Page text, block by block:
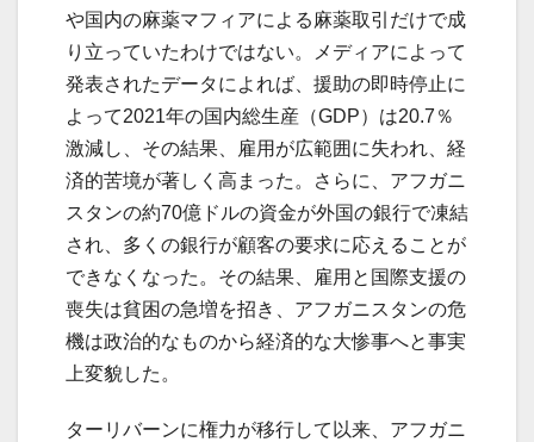
や国内の麻薬マフィアによる麻薬取引だけで成
り立っていたわけではない。メディアによって
発表されたデータによれば、援助の即時停止に
よって2021年の国内総生産（GDP）は20.7％
激減し、その結果、雇用が広範囲に失われ、経
済的苦境が著しく高まった。さらに、アフガニ
スタンの約70億ドルの資金が外国の銀行で凍結
され、多くの銀行が顧客の要求に応えることが
できなくなった。その結果、雇用と国際支援の
喪失は貧困の急増を招き、アフガニスタンの危
機は政治的なものから経済的な大惨事へと事実
上変貌した。
ターリバーンに権力が移行して以来、アフガニ